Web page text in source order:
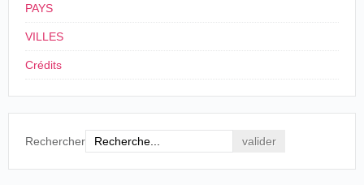
PAYS
VILLES
Crédits
Rechercher